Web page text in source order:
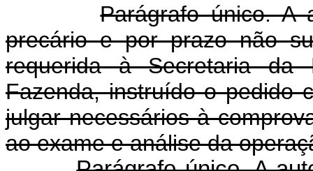
Parágrafo único. A
precário e por prazo não
requerida à Secretaria da
Fazenda, instruído o pedido
julgar necessários à
ao exame e análise da